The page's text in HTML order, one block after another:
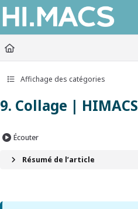
Documentation Index
Fetch the complete documentation index
Use this file to discover all available
Affichage des catégories
9. Collage |
Écouter
Résumé de l’article